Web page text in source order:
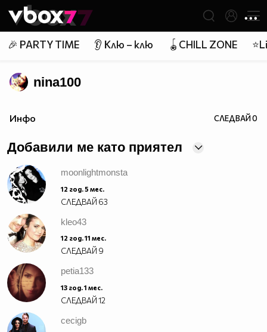
👾
🎉 PARTY TIME 👂 Клю – клю 🪀CHILL ZONE
nina100
Инфо СЛЕДВАЙ0
Добавили ме като приятел
moonlightmonsta
12 год. 5 мес.
СЛЕДВАЙ 63
kleo43
12 год. 11 мес.
СЛЕДВАЙ 9
petia133
13 год. 1 мес.
СЛЕДВАЙ12
cecigb